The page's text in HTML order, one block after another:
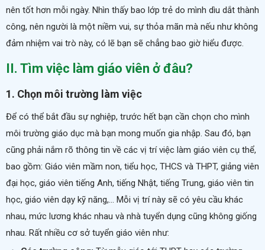
nên tốt hơn mỗi ngày. Nhìn thấy bao lớp trẻ do mình dìu dắt thành
công, nên người là một niềm vui, sự thỏa mãn mà nếu như không
đảm nhiệm vai trò này, có lẽ bạn sẽ chẳng bao giờ hiểu được.
II. Tìm việc làm giáo viên ở đâu?
1. Chọn môi trường làm việc
Để có thể bắt đầu sự nghiệp, trước hết bạn cần chọn cho mình
môi trường giáo dục mà bạn mong muốn gia nhập. Sau đó, bạn
cũng phải nắm rõ thông tin về các vị trí việc làm giáo viên cụ thể,
bao gồm: Giáo viên mầm non, tiểu học, THCS và THPT, giảng viên
đại học, giáo viên tiếng Anh, tiếng Nhật, tiếng Trung, giáo viên tin
học, giáo viên dạy kỹ năng,... Mỗi vị trí này sẽ có yêu cầu khác
nhau, mức lương khác nhau và nhà tuyển dụng cũng không giống
nhau. Rất nhiều cơ sở tuyển giáo viên như: